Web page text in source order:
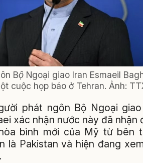
Bộ Ngoại giao Iran Esmaeil
cuộc họp báo ở Tehran. Ảnh:
phát ngôn Bộ Ngoại giao
xác nhận nước này đã nhận
bình mới của Mỹ từ bên
là Pakistan và hiện đang